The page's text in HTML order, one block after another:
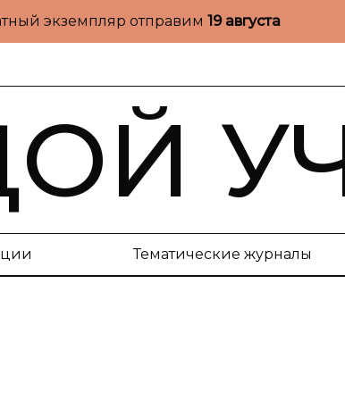
экземпляр отправим 19 августа
Тематические журналы